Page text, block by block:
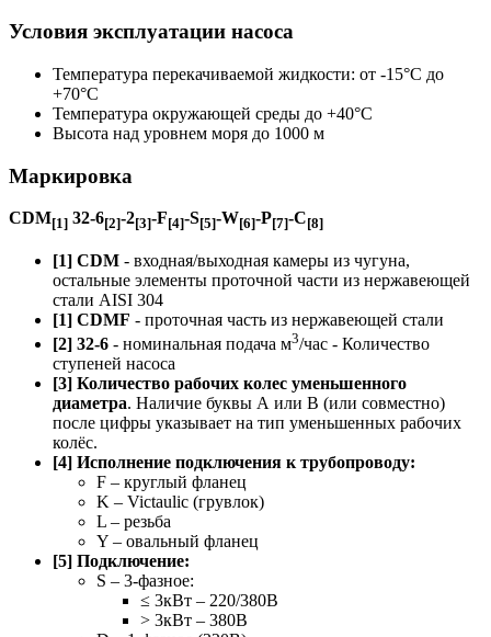
Условия эксплуатации насоса
Температура перекачиваемой жидкости: от -15°C до
+70°C
Температура окружающей среды до +40°C
Высота над уровнем моря до 1000 м
Маркировка
CDM[1] 32-6[2]-2[3]-F[4]-S[5]-W[6]-P[7]-C[8]
[1] CDM - входная/выходная камеры из чугуна,
остальные элементы проточной части из нержавеющей
стали AISI 304
[1] CDMF - проточная часть из нержавеющей стали
[2] 32-6 - номинальная подача м3/час - Количество
ступеней насоса
[3] Количество рабочих колес уменьшенного
диаметра. Наличие буквы А или B (или совместно)
после цифры указывает на тип уменьшенных рабочих
колёс.
[4] Исполнение подключения к трубопроводу:
F – круглый фланец
K – Victaulic (грувлок)
L – резьба
Y – овальный фланец
[5] Подключение:
S – 3-фазное:
≤ 3кВт – 220/380В
> 3кВт – 380В